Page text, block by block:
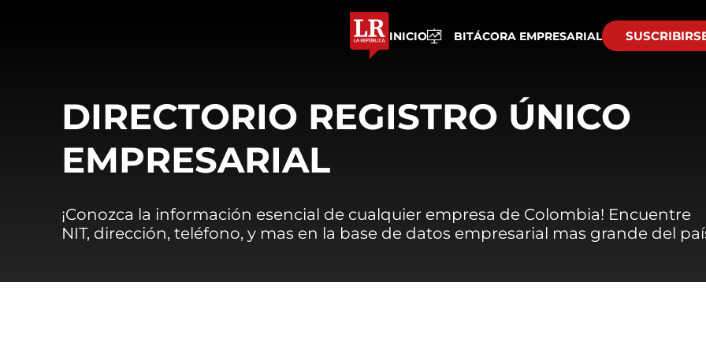
INICIO BITÁCORA EMPRESARIAL
DIRECTORIO REGISTRO ÚNICO
EMPRESARIAL
¡Conozca la información esencial de cualquier empresa de Colombia! Encuentre
NIT, dirección, teléfono, y mas en la base de datos empresarial mas grande del